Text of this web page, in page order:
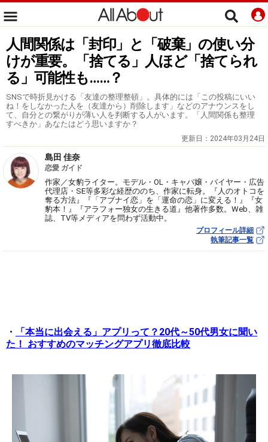
人間関係は「封印」と「破棄」の使い分
けが重要。「捨てる」人ほど「捨てられ
る」可能性も……？
SNSで時折見かける「友達の整理整頓」。具体的には「この投稿にいい
ね！をしなかった人を（友達から）削除します」などのアナウンスをし
て、自分との繋がりが薄い人を判断する人がいます。「人間関係も整理
すべきか」あなたはどう思いますか？
更新日： 2024年03月24日
島田 佳奈
恋愛 ガイド
作家／女豹ライター。モデル・OL・キャバ嬢・バイヤー・広告
代理店・SE等多彩な経歴ののち、作家に転身。『人のオトコを
奪る方法』『「アブナイ恋」を「運命の恋」に変える！』『女
豹本！』『アラフォー独女の生きる道』他著作多数。Web、雑
誌、TV等メディアを問わず活動中。
プロフィール詳細
執筆記事一覧
・
「本当に出会える」アプリって？20代～50代男女に聞い
た！ おすすめのマッチングアプリ徹底比較